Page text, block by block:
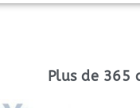
Plus de 365